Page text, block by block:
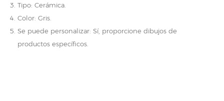
Tipo: Cerámica.
Color: Gris.
Se puede personalizar: Sí, proporcione dibujos de
productos específicos.